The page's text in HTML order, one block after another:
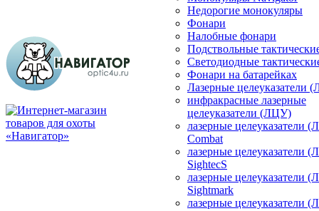
Недорогие монокуляры
Фонари
Налобные фонари
Подствольные
Светодиодные
Фонари на батарейках
Лазерные целеуказатели
инфракрасные лазерные
целеуказатели (ЛЦУ)
лазерные целеуказатели
Combat
лазерные целеуказатели
SightecS
лазерные целеуказатели
Sightmark
лазерные целеуказатели